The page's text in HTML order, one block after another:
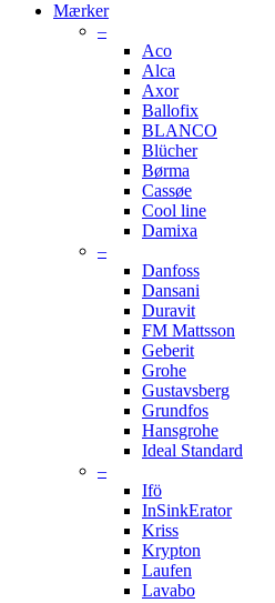
Mærker
–
Aco
Alca
Axor
Ballofix
BLANCO
Blücher
Børma
Cassøe
Cool line
Damixa
–
Danfoss
Dansani
Duravit
FM Mattsson
Geberit
Grohe
Gustavsberg
Grundfos
Hansgrohe
Ideal Standard
–
Ifö
InSinkErator
Kriss
Krypton
Laufen
Lavabo